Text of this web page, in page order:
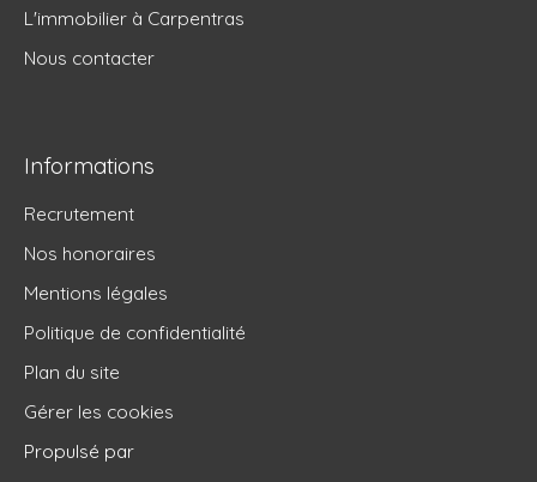
L'immobilier à Carpentras
Nous contacter
Informations
Recrutement
Nos honoraires
Mentions légales
Politique de confidentialité
Plan du site
Gérer les cookies
Propulsé par